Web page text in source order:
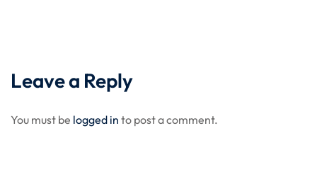
Leave a Reply
You must be logged in to post a comment.